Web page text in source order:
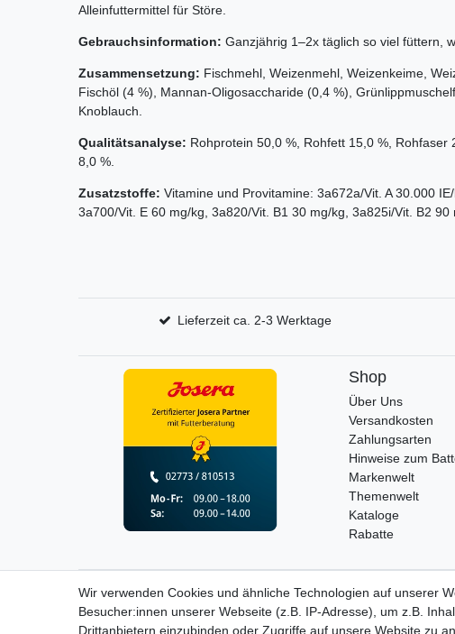
Alleinfuttermittel für Störe.
Gebrauchsinformation: Ganzjährig 1–2x täglich so viel füttern,
Zusammensetzung: Fischmehl, Weizen­mehl, Weizenkeime,
Fischöl (4 %), Mannan-Oligo­saccharide (0,4 %),
Knoblauch.
Qualitätsanalyse: Rohprotein 50,0 %, Rohfett 15,0 %,
8,0 %.
Zusatzstoffe: Vitamine und Provitamine: 3a672a/Vit. A 30.000
3a700/Vit. E 60 mg/kg, 3a820/Vit. B1 30 mg/kg, 3a825i/Vit. B2 90
Lieferzeit ca. 2-3 Werktage
Shop
Über Uns
Versandkosten
Zahlungsarten
Hinweise zum
Markenwelt
Themenwelt
Kataloge
Rabatte
Widerrufs­recht
Wir verwenden Cookies und ähnliche Technologien auf unserer
Besucher:innen unserer Webseite (z.B. IP-Adresse), um z.B.
Drittanbietern einzubinden oder Zugriffe auf unsere Website zu